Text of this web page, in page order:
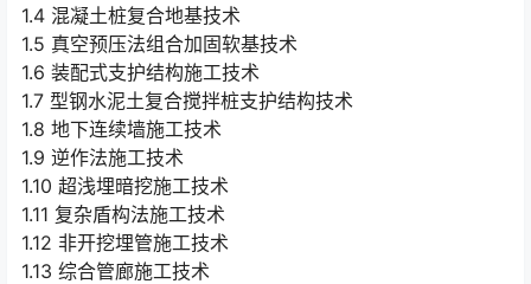
1.4 混凝土桩复合地基技术
1.5 真空预压法组合加固软基技术
1.6 装配式支护结构施工技术
1.7 型钢水泥土复合搅拌桩支护结构技术
1.8 地下连续墙施工技术
1.9 逆作法施工技术
1.10 超浅埋暗挖施工技术
1.11 复杂盾构法施工技术
1.12 非开挖埋管施工技术
1.13 综合管廊施工技术